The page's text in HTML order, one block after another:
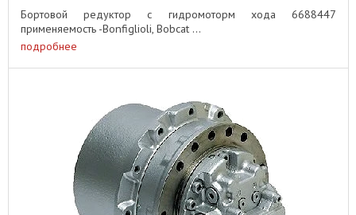
Бортовой редуктор с гидромоторм хода 6688447
применяемость -Bonfiglioli, Bobcat ...
подробнее